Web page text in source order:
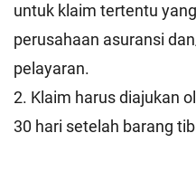
untuk klaim tertentu
perusahaan asuransi
pelayaran.
2. Klaim harus diajukan
30 hari setelah barang